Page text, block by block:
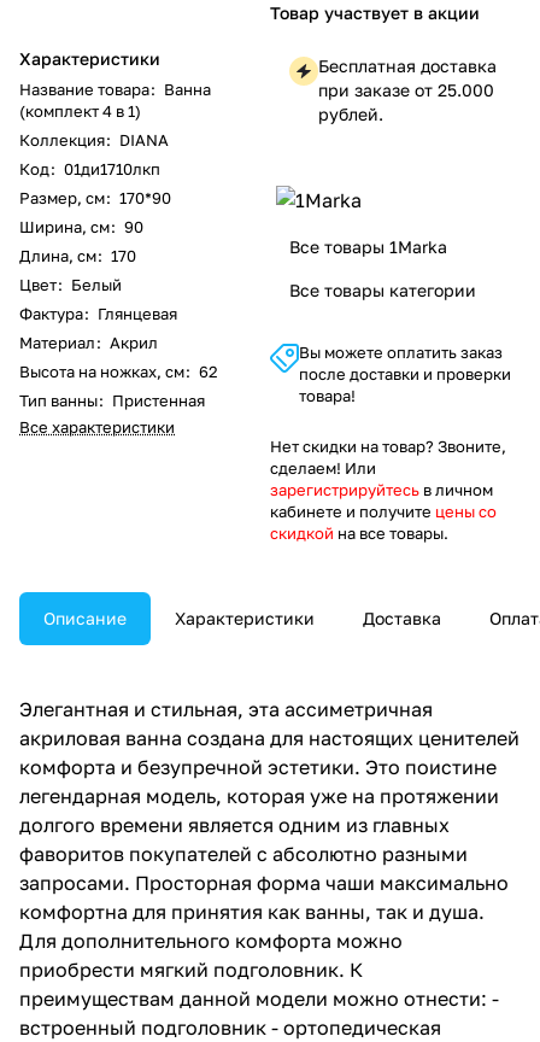
Характеристики
Название товара: Ванна
(комплект 4 в 1)
Коллекция: DIANA
Код: 01ди1710лкп
Размер, см: 170*90
Ширина, см: 90
Длина, см: 170
Цвет: Белый
Фактура: Глянцевая
Материал: Акрил
Высота на ножках, см: 62
Тип ванны: Пристенная
Все характеристики
Товар участвует в акции
Бесплатная доставка
при заказе от 25.000
рублей.
Все товары 1Marka
Все товары категории
Вы можете оплатить заказ
после доставки и проверки
товара!
Нет скидки на товар? Звоните,
сделаем! Или
зарегистрируйтесь в личном
кабинете и получите цены со
скидкой на все товары.
Описание Характеристики Доставка
Элегантная и стильная, эта ассиметричная
акриловая ванна создана для настоящих ценителей
комфорта и безупречной эстетики. Это поистине
легендарная модель, которая уже на протяжении
долгого времени является одним из главных
фаворитов покупателей с абсолютно разными
запросами. Просторная форма чаши максимально
комфортна для принятия как ванны, так и душа.
Для дополнительного комфорта можно
приобрести мягкий подголовник. К
преимуществам данной модели можно отнести: -
встроенный подголовник - ортопедическая